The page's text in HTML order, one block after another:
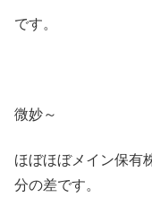
です。
微妙～
ほぼほぼメイン保有
分の差です。